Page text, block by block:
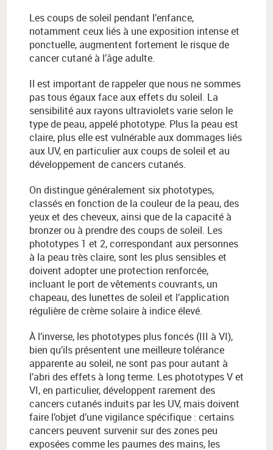
Les coups de soleil pendant l’enfance,
notamment ceux liés à une exposition intense et
ponctuelle, augmentent fortement le risque de
cancer cutané à l’âge adulte.
Il est important de rappeler que nous ne sommes
pas tous égaux face aux effets du soleil. La
sensibilité aux rayons ultraviolets varie selon le
type de peau, appelé phototype. Plus la peau est
claire, plus elle est vulnérable aux dommages liés
aux UV, en particulier aux coups de soleil et au
développement de cancers cutanés.
On distingue généralement six phototypes,
classés en fonction de la couleur de la peau, des
yeux et des cheveux, ainsi que de la capacité à
bronzer ou à prendre des coups de soleil. Les
phototypes 1 et 2, correspondant aux personnes
à la peau très claire, sont les plus sensibles et
doivent adopter une protection renforcée,
incluant le port de vêtements couvrants, un
chapeau, des lunettes de soleil et l’application
régulière de crème solaire à indice élevé.
À l’inverse, les phototypes plus foncés (III à VI),
bien qu’ils présentent une meilleure tolérance
apparente au soleil, ne sont pas pour autant à
l’abri des effets à long terme. Les phototypes V et
VI, en particulier, développent rarement des
cancers cutanés induits par les UV, mais doivent
faire l’objet d’une vigilance spécifique : certains
cancers peuvent survenir sur des zones peu
exposées comme les paumes des mains, les